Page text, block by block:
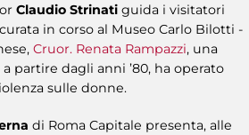
Claudio Strinati guida i visitatori
in corso al Museo Carlo Bilotti -
Cruor. Renata Rampazzi, una
partire dagli anni ’80, ha operato
sulle donne.
di Roma Capitale presenta, alle